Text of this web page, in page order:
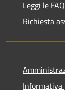
Leggi le FAQ
Richiesta
Informativa